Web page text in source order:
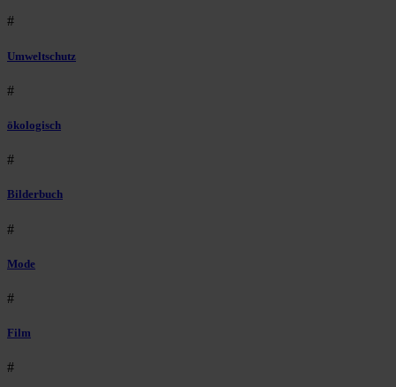
#
Umweltschutz
#
ökologisch
#
Bilderbuch
#
Mode
#
Film
#